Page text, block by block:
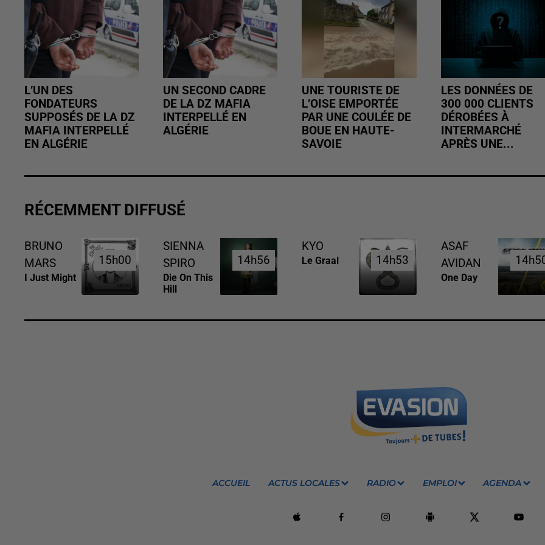
L’UN DES
FONDATEURS
SUPPOSÉS DE LA DZ
MAFIA INTERPELLÉ
EN ALGÉRIE
UN SECOND CADRE
DE LA DZ MAFIA
INTERPELLÉ EN
ALGÉRIE
UNE TOURISTE DE
L’OISE EMPORTÉE
PAR UNE COULÉE DE
BOUE EN HAUTE-
SAVOIE
LES DONNÉES DE
300 000 CLIENTS
DÉROBÉES À
INTERMARCHÉ
APRÈS UNE...
RÉCEMMENT DIFFUSÉ
BRUNO
MARS
I Just Might
15h00
15h00
SIENNA
SPIRO
Die On This
Hill
14h56
14h56
KYO
Le Graal 14h53
14h53
ASAF
AVIDAN
One Day
ACCUEIL ACTUS LOCALES RADIO EMPLOI AGENDA